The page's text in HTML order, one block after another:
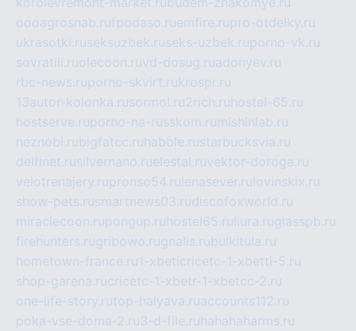
oooagrosnab.rufpodaso.ruemfire.rupro-otdelky.ru
ukrasotki.ruseksuzbek.ruseks-uzbek.ruporno-vk.ru
sovratili.ruolecoon.ruvd-dosug.ruadonyev.ru
rbc-news.ruporno-skvirt.rukrospr.ru
13autor-kolonka.rusormol.ru2rich.ru hostel-65.ru
hostserve.ruporno-na-russkom.ru mishinlab.ru
neznobi.rubigfatcc.ru habble.rustarbucksvia.ru
delfinet.rusilvernano.ruelestal.ruvektor-doroga.ru
velotrenajery.rupronso54.ru lenasever.ru lovinskix.ru
show-pets.rusmartnews03.rudiscofoxworld.ru
miraclecoon.rupongup.ru hostel65.ru liura.ruglasspb.ru
firehunters.rugribowo.rugnalis.rubulkitula.ru
hometown-france.ru1-xbeticricetc-1-xbetti-5.ru
shop-garena.rucricetc-1-xbetr-1-xbetcc-2.ru
one-life-story.rutop-halyava.ruaccounts112.ru
poka-vse-doma-2.ru3-d-file.ru hahahaharms.ru